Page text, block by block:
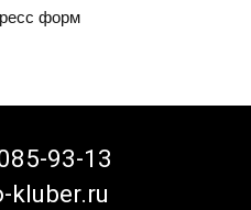
форм
93-13
kluber.ru